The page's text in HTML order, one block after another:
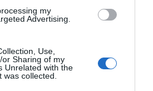
my
Advertising.
Use,
Sharing of my
Unrelated with the
collected.